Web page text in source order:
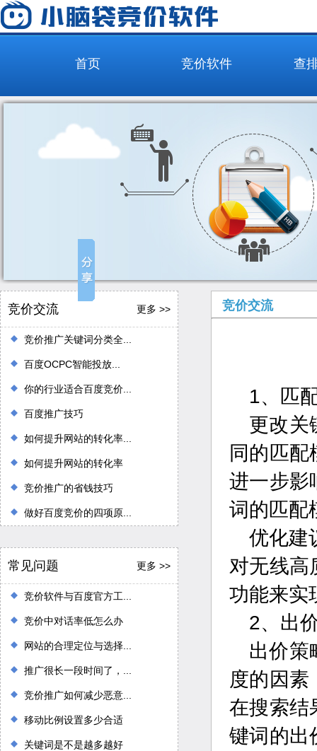
首页 竞价软件 查
竞价交流 更多 >>
竞价推广关键词分类全...
百度OCPC智能投放...
你的行业适合百度竞价...
百度推广技巧
如何提升网站的转化率...
如何提升网站的转化率
竞价推广的省钱技巧
做好百度竞价的四项原...
常见问题 更多 >>
竞价软件与百度官方工...
竞价中对话率低怎么办
网站的合理定位与选择...
推广很长一段时间了，...
竞价推广如何减少恶意...
移动比例设置多少合适
关键词是不是越多越好
竞价交流
1、匹
更改关
同的匹
进一步影
词的匹配
优化建
对无线高
功能来实
2、出
出价策
度的因素
在搜索结
键词的出